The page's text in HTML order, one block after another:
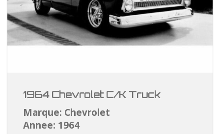
1964 Chevrolet C/K Truck
Marque: Chevrolet
Annee: 1964